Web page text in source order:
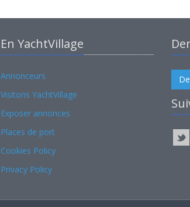
En YachtVillage
Annonceurs
Visitons YachtVillage
Exposer annonces
Places de port
Cookies Policy
Privacy Policy